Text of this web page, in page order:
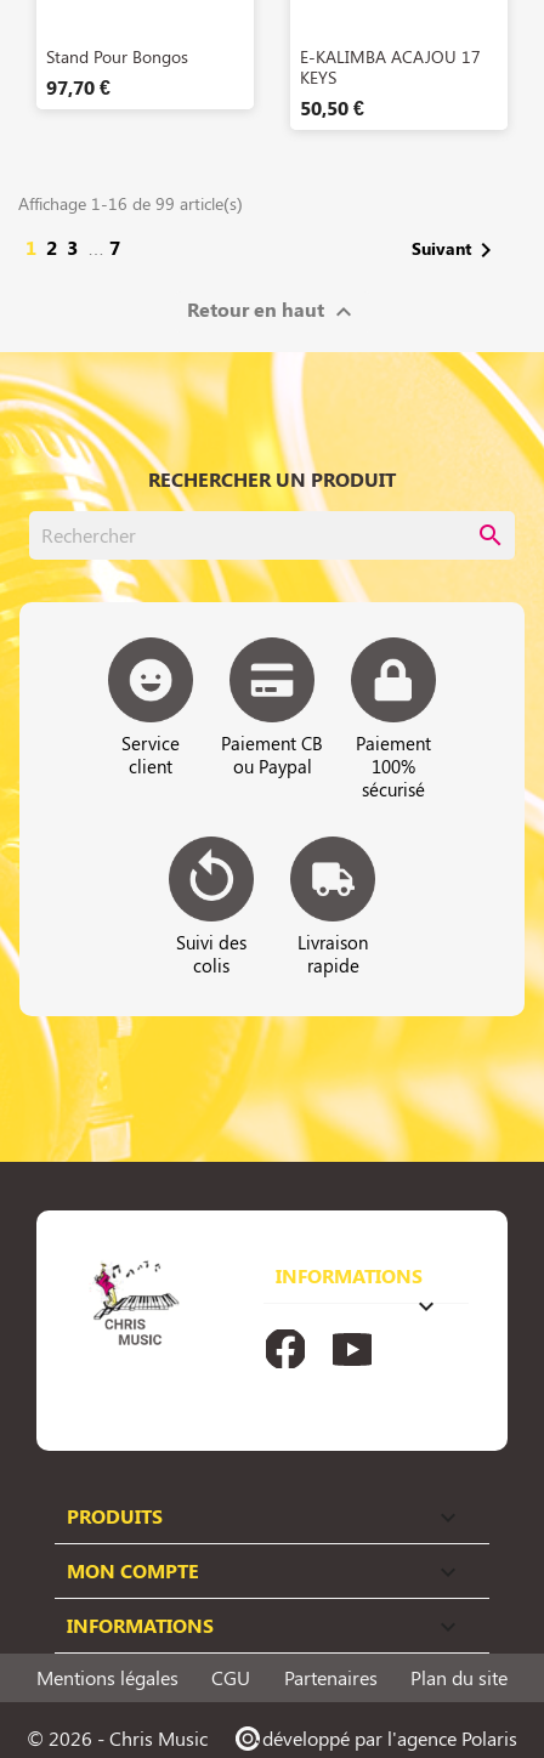
Aperçu rapide
Stand Pour Bongos
97,70 €
Aperçu rapide
E-KALIMBA ACAJOU 17
KEYS
50,50 €
Affichage 1-16 de 99 article(s)
1 2 3 7 Suivant
Retour en haut 
RECHERCHER UN PRODUIT
search
Service
client
Paiement CB
ou Paypal
Paiement
100%
sécurisé
Suivi des
colis
Livraison
rapide
INFORMATIONS
keyboard_arrow_down
FacebookYouTube
PRODUITS
MON COMPTE
INFORMATIONS
Mentions légales CGU Partenaires Plan du site
© 2026 - Chris Music p développé par l'agence Polaris